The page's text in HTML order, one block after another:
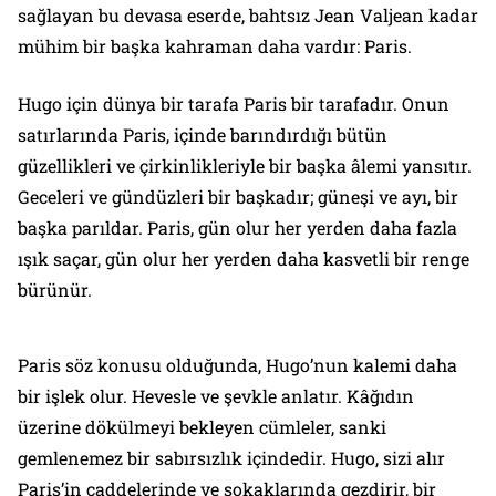
sağlayan bu devasa eserde, bahtsız Jean Valjean kadar
mühim bir başka kahraman daha vardır: Paris.
Hugo için dünya bir tarafa Paris bir tarafadır. Onun
satırlarında Paris, içinde barındırdığı bütün
güzellikleri ve çirkinlikleriyle bir başka âlemi yansıtır.
Geceleri ve gündüzleri bir başkadır; güneşi ve ayı, bir
başka parıldar. Paris, gün olur her yerden daha fazla
ışık saçar, gün olur her yerden daha kasvetli bir renge
bürünür.
Paris söz konusu olduğunda, Hugo’nun kalemi daha
bir işlek olur. Hevesle ve şevkle anlatır. Kâğıdın
üzerine dökülmeyi bekleyen cümleler, sanki
gemlenemez bir sabırsızlık içindedir. Hugo, sizi alır
Paris’in caddelerinde ve sokaklarında gezdirir, bir